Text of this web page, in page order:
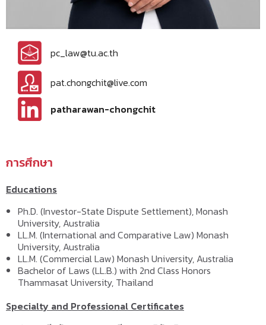
pc_law@tu.ac.th
pat.chongchit@live.com
patharawan-chongchit
การศึกษา
Educations
Ph.D. (Investor-State Dispute Settlement), Monash
University, Australia
LL.M. (International and Comparative Law) Monash
University, Australia
LL.M. (Commercial Law) Monash University, Australia
Bachelor of Laws (LL.B.) with 2nd Class Honors
Thammasat University, Thailand
Specialty and Professional Certificates